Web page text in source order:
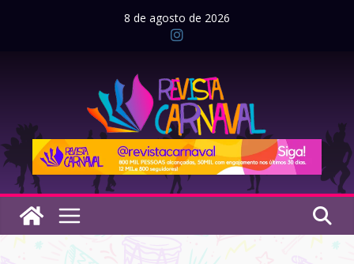
8 de agosto de 2026